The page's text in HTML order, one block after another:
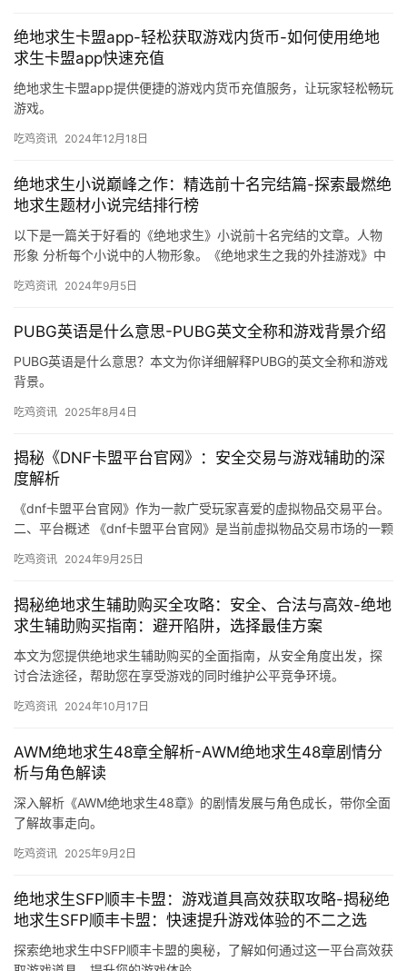
绝地求生卡盟app-轻松获取游戏内货币-如何使用绝地
求生卡盟app快速充值
绝地求生卡盟app提供便捷的游戏内货币充值服务，让玩家轻松畅玩
游戏。
吃鸡资讯 2024年12月18日
绝地求生小说巅峰之作：精选前十名完结篇-探索最燃绝
地求生题材小说完结排行榜
以下是一篇关于好看的《绝地求生》小说前十名完结的文章。人物
形象 分析每个小说中的人物形象。《绝地求生之我的外挂游戏》中
吃鸡资讯 2024年9月5日
PUBG英语是什么意思-PUBG英文全称和游戏背景介绍
PUBG英语是什么意思？本文为你详细解释PUBG的英文全称和游戏
背景。
吃鸡资讯 2025年8月4日
揭秘《DNF卡盟平台官网》：安全交易与游戏辅助的深
度解析
《dnf卡盟平台官网》作为一款广受玩家喜爱的虚拟物品交易平台。
二、平台概述 《dnf卡盟平台官网》是当前虚拟物品交易市场的一颗
吃鸡资讯 2024年9月25日
揭秘绝地求生辅助购买全攻略：安全、合法与高效-绝地
求生辅助购买指南：避开陷阱，选择最佳方案
本文为您提供绝地求生辅助购买的全面指南，从安全角度出发，探
讨合法途径，帮助您在享受游戏的同时维护公平竞争环境。
吃鸡资讯 2024年10月17日
AWM绝地求生48章全解析-AWM绝地求生48章剧情分
析与角色解读
深入解析《AWM绝地求生48章》的剧情发展与角色成长，带你全面
了解故事走向。
吃鸡资讯 2025年9月2日
绝地求生SFP顺丰卡盟：游戏道具高效获取攻略-揭秘绝
地求生SFP顺丰卡盟：快速提升游戏体验的不二之选
探索绝地求生中SFP顺丰卡盟的奥秘，了解如何通过这一平台高效获